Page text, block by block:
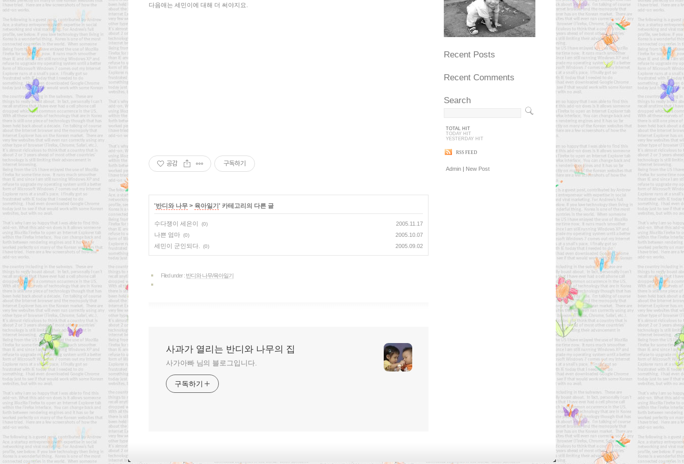
다음애는 세민이에 대해 더 써야지요.
공감 구독하기
'반디와 나무 > 육아일기 ' 카테고리의 다른 글
수다쟁이 세은이 (0) 2005.11.17
나쁜 엄마 (0) 2005.10.07
세민이 군인되다. (0) 2005.09.02
Filed under : 반디와 나무/육아일기
사과가 열리는 반디와 나무의 집
사가아빠 님의 블로그입니다.
구독하기
Recent Posts
Recent Comments
Search
TOTAL HIT
TODAY HIT
YESTERDAY HIT
RSS FEED
Admin | New Post